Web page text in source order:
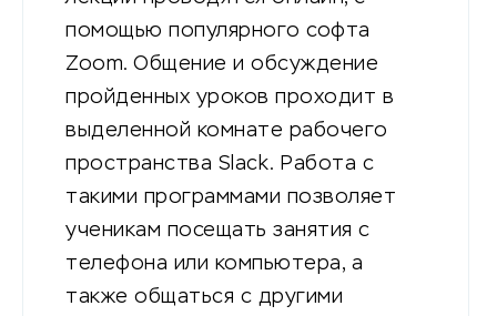
помощью популярного софта
Zoom. Общение и обсуждение
пройденных уроков проходит в
выделенной комнате рабочего
пространства Slack. Работа с
такими программами позволяет
ученикам посещать занятия с
телефона или компьютера, а
также общаться с другими